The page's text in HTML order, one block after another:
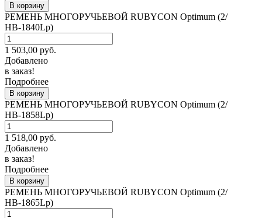
В корзину
РЕМЕНЬ МНОГОРУЧЬЕВОЙ RUBYCON Optimum (2/
НВ-1840Lp)
1 503,00 руб.
Добавлено
в заказ!
Подробнее
В корзину
РЕМЕНЬ МНОГОРУЧЬЕВОЙ RUBYCON Optimum (2/
НВ-1858Lp)
1 518,00 руб.
Добавлено
в заказ!
Подробнее
В корзину
РЕМЕНЬ МНОГОРУЧЬЕВОЙ RUBYCON Optimum (2/
НВ-1865Lp)